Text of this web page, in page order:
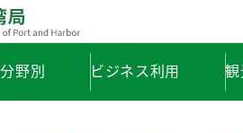
野別 ビジネス利用